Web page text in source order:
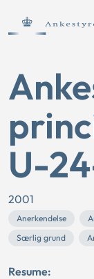
U-
2001
Anerkendelse
Særlig grund
Resume: